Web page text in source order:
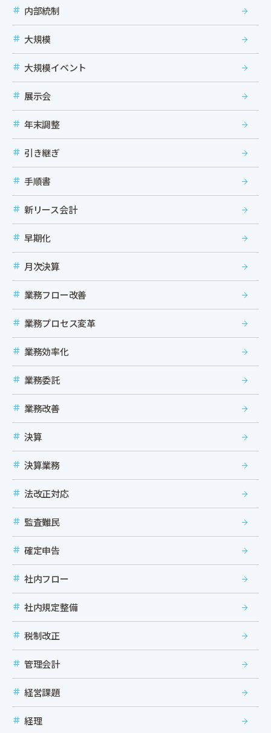
内部統制
大規模
大規模イベント
展示会
年末調整
引き継ぎ
手順書
新リース会計
早期化
月次決算
業務フロー改善
業務プロセス変革
業務効率化
業務委託
業務改善
決算
決算業務
法改正対応
監査難民
確定申告
社内フロー
社内規定整備
税制改正
管理会計
経営課題
経理